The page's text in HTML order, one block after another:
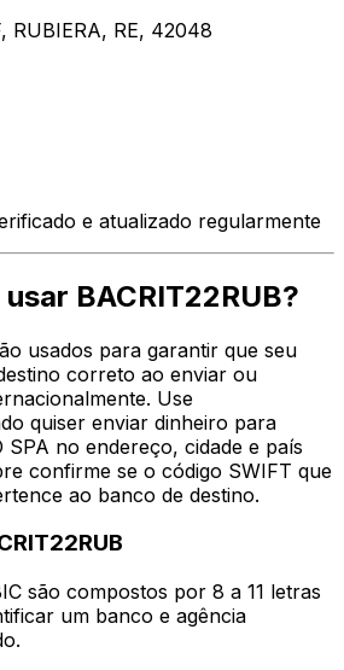
RUBIERA, RE, 42048
e atualizado regularmente
BACRIT22RUB?
usados para garantir que seu
correto ao enviar ou
Use
quiser enviar dinheiro para
SPA no endereço, cidade e país
confirme se o código SWIFT que
ao banco de destino.
são compostos por 8 a 11 letras
um banco e agência